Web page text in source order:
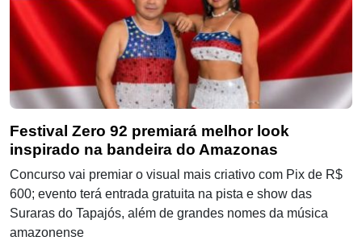
Festival Zero 92 premiará melhor look
inspirado na bandeira do Amazonas
Concurso vai premiar o visual mais criativo com Pix de R$
600; evento terá entrada gratuita na pista e show das
Suraras do Tapajós, além de grandes nomes da música
amazonense